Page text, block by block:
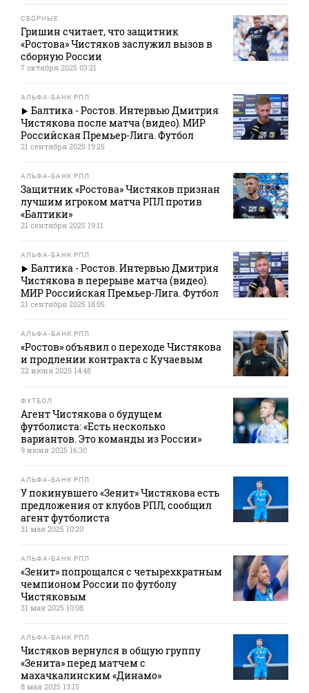
СБОРНЫЕ
Гришин считает, что защитник
«Ростова» Чистяков заслужил вызов в
сборную России
7 октября 2025 03:21
АЛЬФА-БАНК РПЛ
Балтика - Ростов. Интервью Дмитрия
Чистякова после матча (видео). МИР
Российская Премьер-Лига. Футбол
21 сентября 2025 19:25
АЛЬФА-БАНК РПЛ
Защитник «Ростова» Чистяков признан
лучшим игроком матча РПЛ против
«Балтики»
21 сентября 2025 19:11
АЛЬФА-БАНК РПЛ
Балтика - Ростов. Интервью Дмитрия
Чистякова в перерыве матча (видео).
МИР Российская Премьер-Лига. Футбол
21 сентября 2025 18:05
АЛЬФА-БАНК РПЛ
«Ростов» объявил о переходе Чистякова
и продлении контракта с Кучаевым
22 июня 2025 14:48
ФУТБОЛ
Агент Чистякова о будущем
футболиста: «Есть несколько
вариантов. Это команды из России»
9 июня 2025 16:30
АЛЬФА-БАНК РПЛ
У покинувшего «Зенит» Чистякова есть
предложения от клубов РПЛ, сообщил
агент футболиста
31 мая 2025 10:20
АЛЬФА-БАНК РПЛ
«Зенит» попрощался с четырехкратным
чемпионом России по футболу
Чистяковым
31 мая 2025 10:08
АЛЬФА-БАНК РПЛ
Чистяков вернулся в общую группу
«Зенита» перед матчем с
махачкалинским «Динамо»
8 мая 2025 13:15